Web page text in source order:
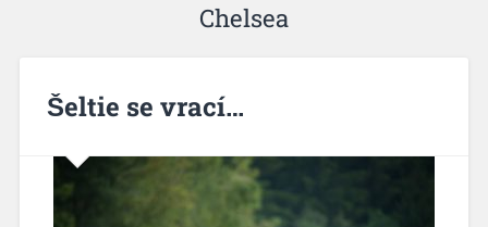
Chelsea
Šeltie se vrací…